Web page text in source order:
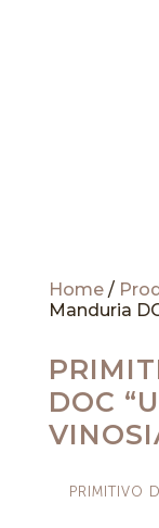
Home/
Manduria
DOC
PRIMITIVO